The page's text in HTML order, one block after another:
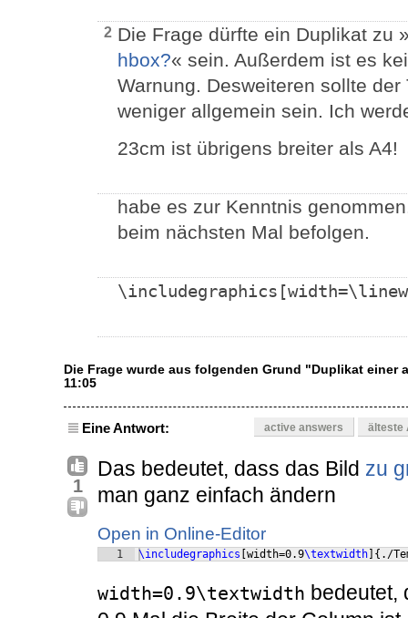
2 Die Frage dürfte ein Duplikat zu
hbox?« sein. Außerdem ist es
Warnung. Desweiteren sollte
weniger allgemein sein. Ich
23cm ist übrigens breiter als A4!
habe es zur Kenntnis
beim nächsten Mal befolgen.
Die Frage wurde aus folgenden Grund "Duplikat einer
11:05
Eine Antwort: active answers älteste
1
Das bedeutet, dass das Bild zu
man ganz einfach ändern
Open in Online-Editor
1 \includegraphics width=0.9\textwidth { ./
width=0.9\textwidth